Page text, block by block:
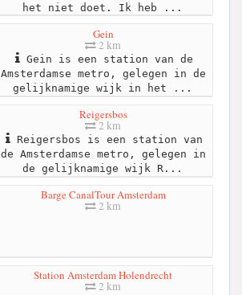
het niet doet. Ik heb ...
Gein
2 km
Gein is een station van de
Amsterdamse metro, gelegen in de
gelijknamige wijk in het ...
Reigersbos
2 km
Reigersbos is een station van
de Amsterdamse metro, gelegen in
de gelijknamige wijk R...
Barge CanalTour Amsterdam
2 km
Station Amsterdam Holendrecht
2 km